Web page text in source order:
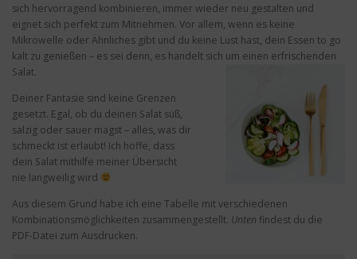
sich hervorragend kombinieren, immer wieder neu gestalten und
eignet sich perfekt zum Mitnehmen. Vor allem, wenn es keine
Mikrowelle oder Ähnliches gibt und du keine Lust hast, dein Essen to go
kalt zu genießen – es sei denn, es handelt sich um einen erfrischenden
Salat.
Deiner Fantasie sind keine Grenzen
gesetzt. Egal, ob du deinen Salat süß,
salzig oder sauer magst – alles, was dir
schmeckt ist erlaubt! Ich hoffe, dass
dein Salat mithilfe meiner Übersicht
nie langweilig wird
Aus diesem Grund habe ich eine Tabelle mit verschiedenen
Kombinationsmöglichkeiten zusammengestellt. Unten findest du die
PDF-Datei zum Ausdrucken.